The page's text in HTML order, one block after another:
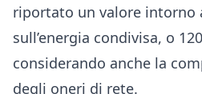
riportato un valore intorno
sull’energia condivisa, o
considerando anche la
degli oneri di rete.